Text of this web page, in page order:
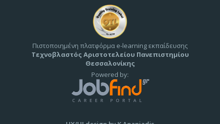
Πιστοποιημένη πλατφόρμα e-learning εκπαίδευσης
Τεχνοβλαστός Αριστοτελείου Πανεπιστημίου
Θεσσαλονίκης
Powered by: